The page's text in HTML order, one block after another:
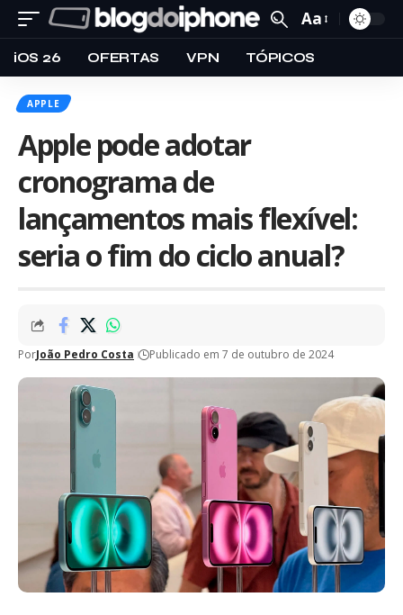
Aa
iOS 26 OFERTAS VPN TÓPICOS
APPLE
Apple pode adotar
cronograma de
lançamentos mais flexível:
seria o fim do ciclo anual?
PorJoão Pedro Costa Publicado em 7 de outubro de 2024